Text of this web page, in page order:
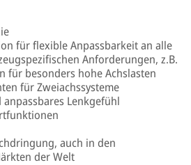
für flexible Anpassbarkeit an alle
Anforderungen, z.B.
für besonders hohe Achslasten
für Zweiachssysteme
Lenkgefühl
auch in den
der Welt